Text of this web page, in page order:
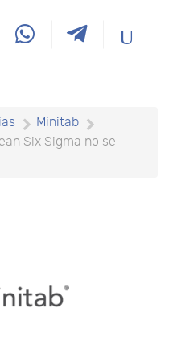
Minitab
Six Sigma no se